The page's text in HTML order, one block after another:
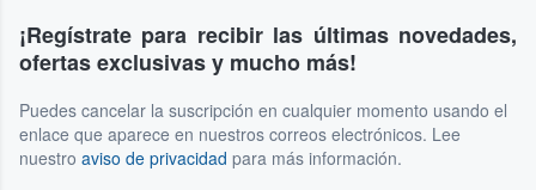
¡Regístrate para recibir las últimas novedades,
ofertas exclusivas y mucho más!
Puedes cancelar la suscripción en cualquier momento usando el
enlace que aparece en nuestros correos electrónicos. Lee
nuestro aviso de privacidad para más información.